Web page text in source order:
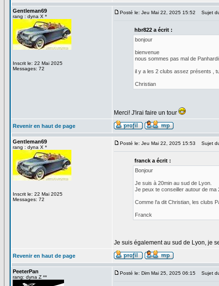
Gentleman69
rang : dyna X *
Inscrit le: 22 Mai 2025
Messages: 72
Posté le: Jeu Mai 22, 2025 15:52 Sujet
hbr822 a écrit :
bonjour
bienvenue
nous sommes pas mal de
il y a les 2 clubs assez présents ,
Christian
Merci! J'irai faire un tour
Revenir en haut de page
Gentleman69
rang : dyna X *
Inscrit le: 22 Mai 2025
Messages: 72
Posté le: Jeu Mai 22, 2025 15:53 Sujet
franck a écrit :
Bonjour
Je suis à 20min au sud de Lyon.
Je peux te conseiller autour de ma
Comme l'a dit Christian, les clubs
Franck
Je suis également au sud de Lyon, je
Revenir en haut de page
PeeterPan
rang: dyna Z **
Posté le: Dim Mai 25, 2025 06:15 Sujet